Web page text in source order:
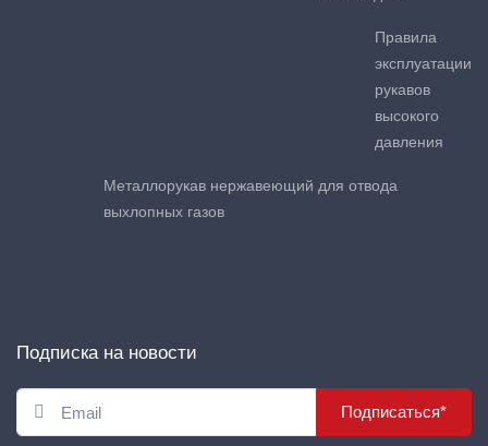
Правила
эксплуатации
рукавов
высокого
давления
Металлорукав нержавеющий для отвода
выхлопных газов
Подписка на новости
Подписаться*